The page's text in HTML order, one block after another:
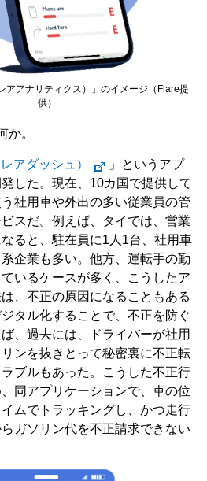
アアナリティクス）」のイメージ（Flare提
供）
か。
アダッシュ）
」というアプ
した。現在、10カ国で提供して
社用車や外出の多い従業員の管
スだ。例えば、タイでは、営業
ると、駐在員に1人1台、社用車
企業も多い。他方、運転手の勤
いるケースが多く、こうしたア
、不正の原因になることもある
タル化することで、不正を防ぐ
、過去には、ドライバーが社用
ンを抜きとって秘密裏に不正転
ブルもあった。こうした不正行
同アプリケーションで、車の位
ムでトラッキングし、かつ走行
ガソリン代を不正請求できない